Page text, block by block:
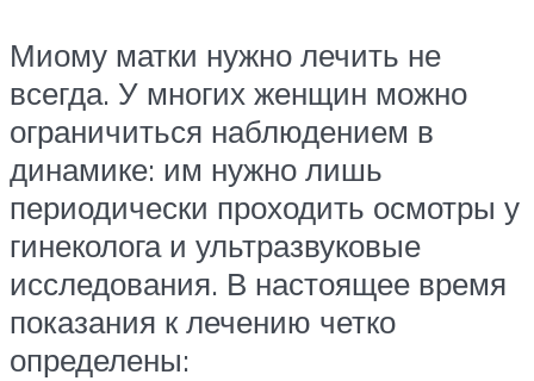
Миому матки нужно лечить не
всегда. У многих женщин можно
ограничиться наблюдением в
динамике: им нужно лишь
периодически проходить осмотры у
гинеколога и ультразвуковые
исследования. В настоящее время
показания к лечению четко
определены: